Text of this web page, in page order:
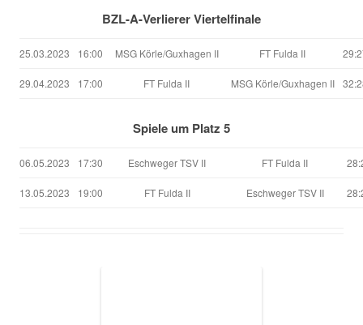
BZL-A-Verlierer Viertelfinale
25.03.2023 16:00 MSG Körle/Guxhagen II FT Fulda II
29.04.2023 17:00 FT Fulda II MSG Körle/Guxhagen II
Spiele um Platz 5
06.05.2023 17:30 Eschweger TSV II FT Fulda II
13.05.2023 19:00 FT Fulda II Eschweger TSV II